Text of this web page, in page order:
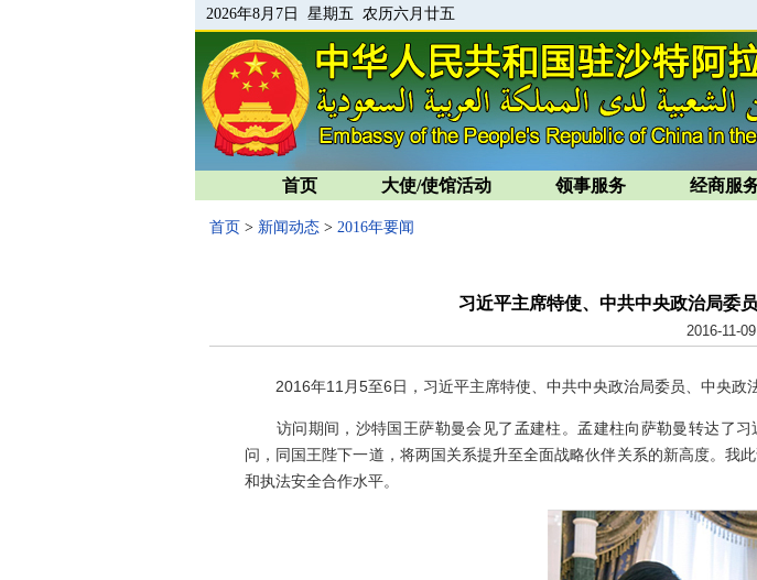
2026年8月7日 星期五 农历六月廿五
首页 大使/使馆活动 领事服务 经商服
首页 > 新闻动态 > 2016年要闻
习近平主席特使、中共中央政治局委
2016-11-
2016年11月5至6日，习近平主席特使、中共中央政治局委员、中央政法
访问期间，沙特国王萨勒曼会见了孟建柱。孟建柱向萨勒曼转达了习
问，同国王陛下一道，将两国关系提升至全面战略伙伴关系的新高度。我
和执法安全合作水平。